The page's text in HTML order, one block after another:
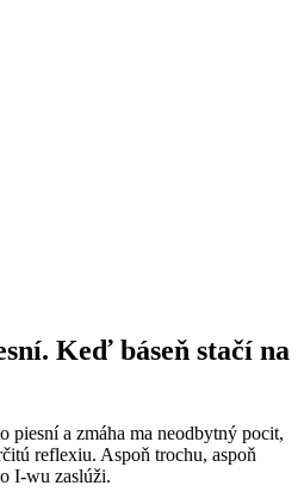
Keď báseň stačí na
piesní a zmáha ma neodbytný pocit,
reflexiu. Aspoň trochu, aspoň
I-wu zaslúži.